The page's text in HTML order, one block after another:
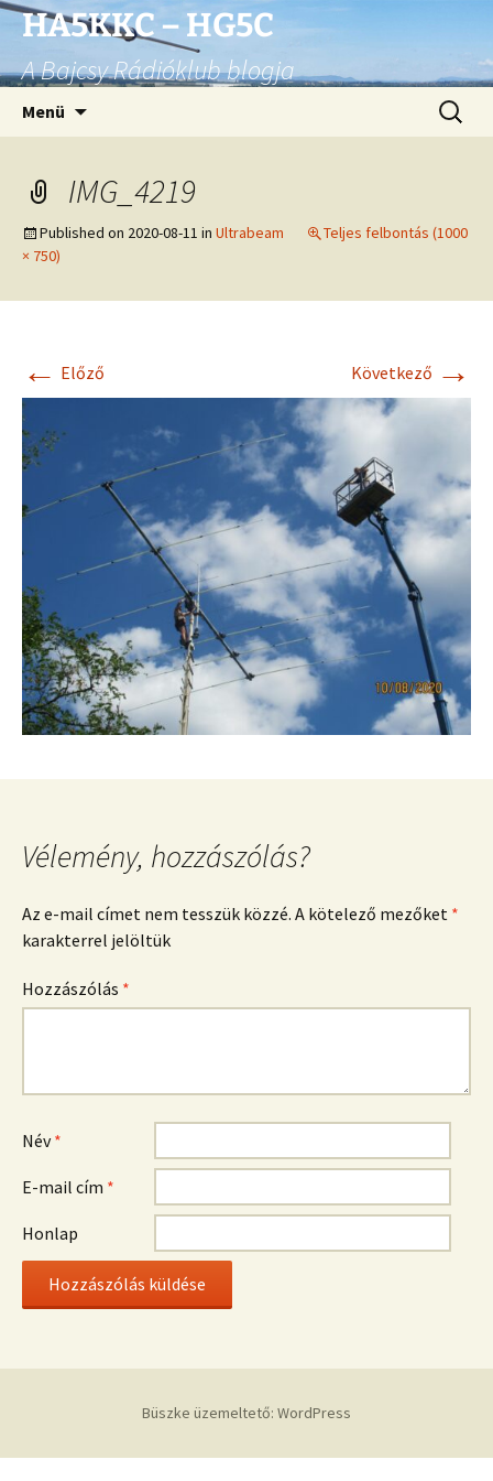
Ugrás
tartalomhoz
HA5KKC – HG5C
A Bajcsy Rádióklub blogja
Menü
IMG_4219
Published on 2020-08-11 in Ultrabeam
Teljes felbontás (1000
× 750)
← Előző Következő →
Vélemény, hozzászólás?
Az e-mail címet nem tesszük közzé. A kötelező mezőket *
karakterrel jelöltük
Hozzászólás *
Név*
E-mail cím *
Honlap
Büszke üzemeltető: WordPress